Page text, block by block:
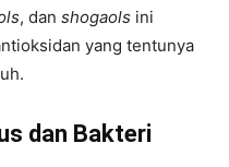
, dan shogaols ini
yang tentunya
dan Bakteri